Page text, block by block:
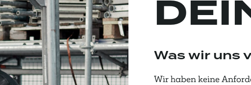
Was wir uns
Wir haben keine